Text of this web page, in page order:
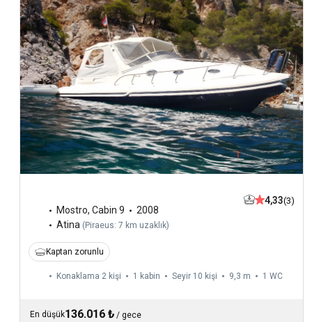
Mostro, Cabin 9
2008
Atina ( Piraeus: 7 km uzaklık)
4,33(3)
Kaptan zorunlu
Konaklama 2 kişi 1 kabin Seyir 10 kişi 9,3 m 1 WC
En düşük136.016 ₺ / gece